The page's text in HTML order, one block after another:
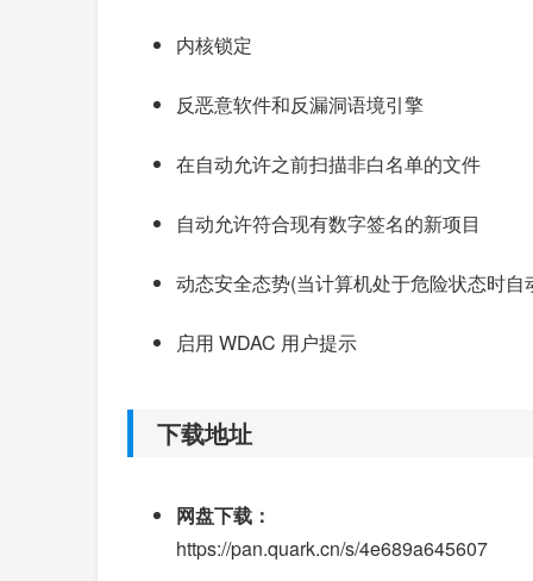
内核锁定
反恶意软件和反漏洞语境引擎
在自动允许之前扫描非白名单的文件
自动允许符合现有数字签名的新项目
动态安全态势(当计算机处于危险状态时自
启用 WDAC 用户提示
下载地址
网盘下载：
https://pan.quark.cn/s/4e689a645607